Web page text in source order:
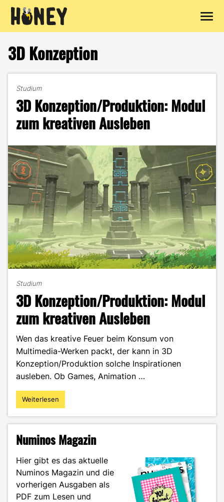
Inhalt
springen
3D Konzeption
Studium
3D Konzeption/Produktion: Modul
zum kreativen Ausleben
Studium
3D Konzeption/Produktion: Modul
zum kreativen Ausleben
Wen das kreative Feuer beim Konsum von
Multimedia-Werken packt, der kann in 3D
Konzeption/Produktion solche Inspirationen
ausleben. Ob Games, Animation …
"3D
Konzeption/Produktion:
kreativen
Weiterlesen
Numinos Magazin
Hier gibt es das aktuelle
Numinos Magazin und die
vorherigen Ausgaben als
PDF zum Lesen und